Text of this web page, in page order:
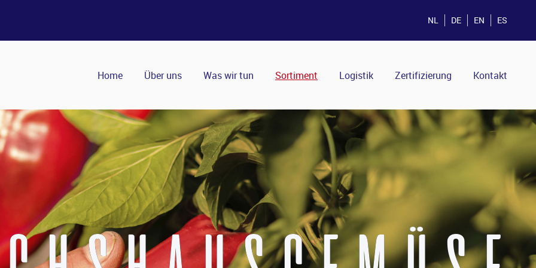
NL DE EN ES
Home Über uns Was wir tun Sortiment Logistik Zertifizierung Kontakt